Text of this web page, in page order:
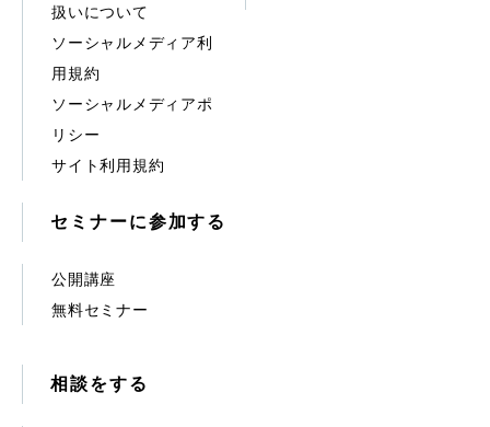
扱いについて
ソーシャルメディア利
用規約
ソーシャルメディアポ
リシー
サイト利用規約
セミナーに参加する
公開講座
無料セミナー
相談をする